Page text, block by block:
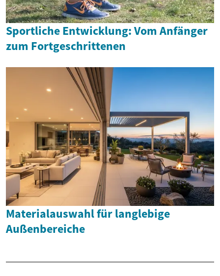
Sportliche Entwicklung: Vom Anfänger
zum Fortgeschrittenen
Materialauswahl für langlebige
Außenbereiche